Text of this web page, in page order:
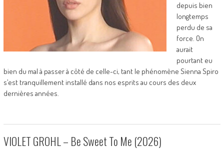
depuis bien
longtemps
perdu de sa
force. On
aurait
pourtant eu
bien du mal à passer à côté de celle-ci, tant le phénomène Sienna Spiro
s’est tranquillement installé dans nos esprits au cours des deux
dernières années.
VIOLET GROHL – Be Sweet To Me (2026)